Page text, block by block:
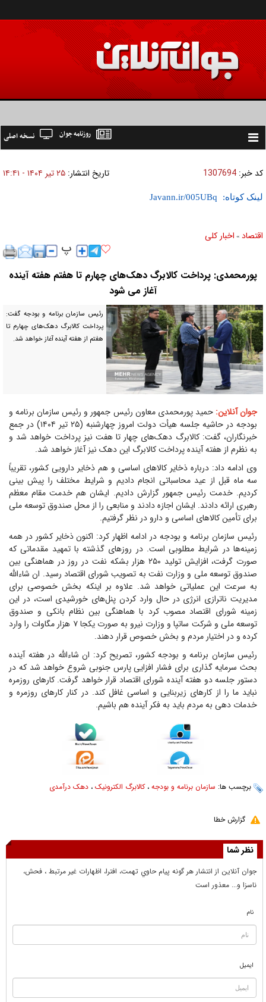
Toggle
نسخه اصلی روزنامه جوان
کد خبر: 1307694 تاریخ انتشار: ۲۵ تير ۱۴۰۴ - ۱۴:۴۱
لینک کوتاه:
اقتصاد » اخبار کلی
پورمحمدی: پرداخت کالابرگ دهک‌های چهارم تا هفتم هفته آینده
آغاز می شود
رئیس سازمان برنامه و بودجه گفت:
پرداخت کالابرگ دهک‌های چهارم تا
هفتم از هفته آینده آغاز خواهد شد.
جوان آنلاین: حمید پورمحمدی معاون رئیس جمهور و رئیس سازمان برنامه و
بودجه در حاشیه جلسه هیأت دولت امروز چهارشنبه (۲۵ تیر ۱۴۰۴) در جمع
خبرنگاران، گفت: کالابرگ دهک‌های چهار تا هفت نیز پرداخت خواهد شد و
به نظرم از هفته آینده پرداخت کالابرگ این دهک نیز آغاز خواهد شد.
وی ادامه داد: درباره ذخایر کالاهای اساسی و هم ذخایر دارویی کشور، تقریباً
سه ماه قبل از عید محاسباتی انجام دادیم و شرایط مختلف را پیش بینی
کردیم. خدمت رئیس جمهور گزارش دادیم. ایشان هم خدمت مقام معظم
رهبری ارائه دادند. ایشان اجازه دادند و منابعی را از محل صندوق توسعه ملی
برای تأمین کالاهای اساسی و دارو در نظر گرفتیم.
رئیس سازمان برنامه و بودجه در ادامه اظهار کرد: اکنون ذخایر کشور در همه
زمینه‌ها در شرایط مطلوبی است. در روزهای گذشته با تمهید مقدماتی که
صورت گرفت، افزایش تولید ۲۵۰ هزار بشکه نفت در روز در هماهنگی بین
صندوق توسعه ملی و وزارت نفت به تصویب شورای اقتصاد رسید. ان شاءالله
به سرعت این عملیاتی خواهد شد. علاوه بر اینکه بخش خصوصی برای
مدیریت ناترازی انرژی در حال وارد کردن پنل‌های خورشیدی است، در این
زمینه شورای اقتصاد مصوب کرد با هماهنگی بین نظام بانکی و صندوق
توسعه ملی و شرکت ساتپا و وزارت نیرو به صورت یکجا ۷ هزار مگاوات را وارد
کرده و در اختیار مردم و بخش خصوص قرار دهند.
رئیس سازمان برنامه و بودجه کشور، تصریح کرد: ان شاءالله در هفته آینده
بحث سرمایه گذاری برای فشار افزایی پارس جنوبی شروع خواهد شد که در
دستور جلسه دو هفته آینده شورای اقتصاد قرار خواهد گرفت. کارهای روزمره
نباید ما را از کارهای زیربنایی و اساسی غافل کند. در کنار کارهای روزمره و
خدمات دهی به مردم باید به فکر آینده هم باشیم.
برچسب ها: سازمان برنامه و بودجه ،کالابرگ الکترونیک ، دهک درآمدی
گزارش خطا
نظر شما
جوان آنلاين از انتشار هر گونه پيام حاوي تهمت، افترا، اظهارات غير مرتبط ، فحش،
ناسزا و... معذور است
نام
ایمیل